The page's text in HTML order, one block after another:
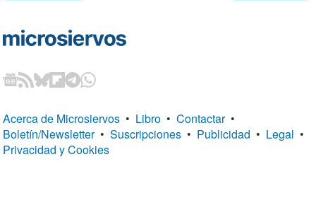
Acerca de Microsiervos • Libro • Contactar •
Boletín/Newsletter • Suscripciones • Publicidad • Legal •
Privacidad y Cookies